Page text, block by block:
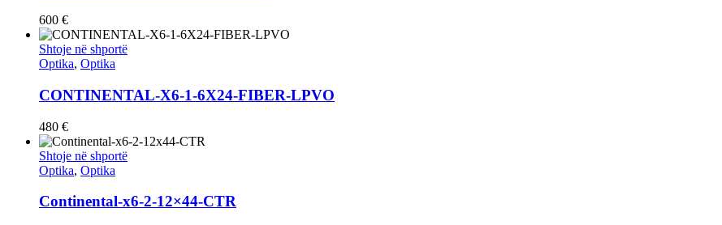
600 €
Shtoje në shportë
Optika, Optika
CONTINENTAL-X6-1-6X24-FIBER-LPVO
480 €
Shtoje në shportë
Optika, Optika
Continental-x6-2-12×44-CTR